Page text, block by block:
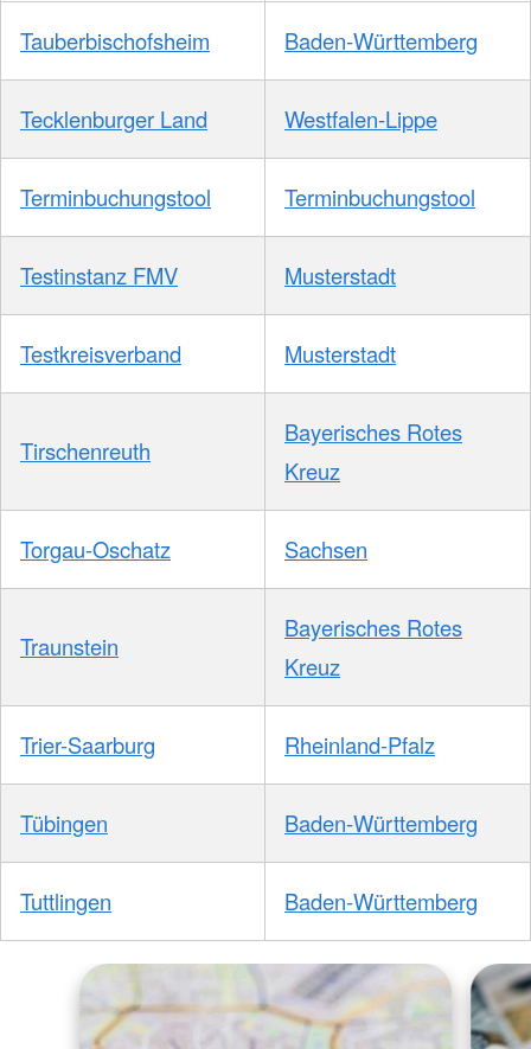
Tauberbischofsheim Baden-Württemberg
Tecklenburger Land Westfalen-Lippe
Terminbuchungstool Terminbuchungstool
Testinstanz FMV Musterstadt
Testkreisverband Musterstadt
Tirschenreuth
Bayerisches Rotes
Kreuz
Torgau-Oschatz Sachsen
Traunstein
Bayerisches Rotes
Kreuz
Trier-Saarburg Rheinland-Pfalz
Tübingen Baden-Württemberg
Tuttlingen Baden-Württemberg